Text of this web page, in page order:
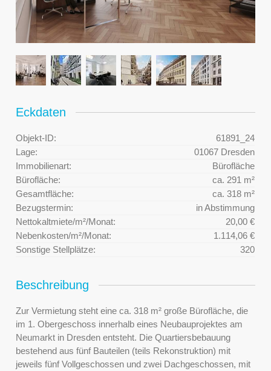
Eckdaten
Objekt-ID:
61891_24
Lage:
01067 Dresden
Immobilienart:
Bürofläche
Bürofläche:
ca. 291 m²
Gesamtfläche:
ca. 318 m²
Bezugstermin:
in Abstimmung
Nettokaltmiete/m²/Monat:
20,00 €
Nebenkosten/m²/Monat:
1.114,06 €
Sonstige Stellplätze:
320
Beschreibung
Zur Vermietung steht eine ca. 318 m² große Bürofläche, die
im 1. Obergeschoss innerhalb eines Neubauprojektes am
Neumarkt in Dresden entsteht. Die Quartiersbebauung
bestehend aus fünf Bauteilen (teils Rekonstruktion) mit
jeweils fünf Vollgeschossen und zwei Dachgeschossen, mit